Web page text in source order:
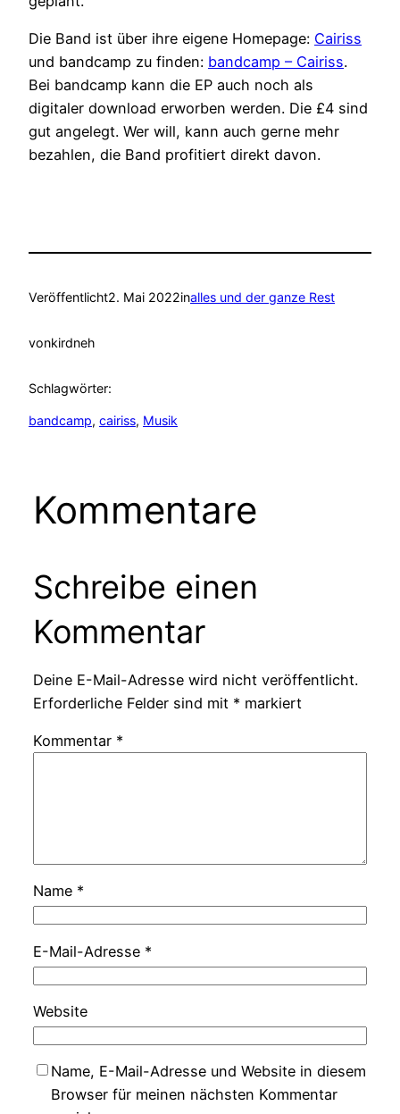
Die Band ist über ihre eigene Homepage: Cairiss
und bandcamp zu finden: bandcamp – Cairiss.
Bei bandcamp kann die EP auch noch als
digitaler download erworben werden. Die £4 sind
gut angelegt. Wer will, kann auch gerne mehr
bezahlen, die Band profitiert direkt davon.
Veröffentlicht2. Mai 2022inalles und der ganze Rest
vonkirdneh
Schlagwörter:
bandcamp, cairiss, Musik
Kommentare
Schreibe einen
Kommentar
Deine E-Mail-Adresse wird nicht veröffentlicht.
Erforderliche Felder sind mit * markiert
Kommentar *
Name *
E-Mail-Adresse *
Website
Name, E-Mail-Adresse und Website in diesem
Browser für meinen nächsten Kommentar